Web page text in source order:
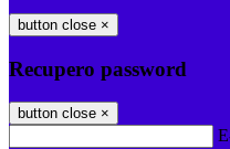
button close ×
Recupero password
button close ×